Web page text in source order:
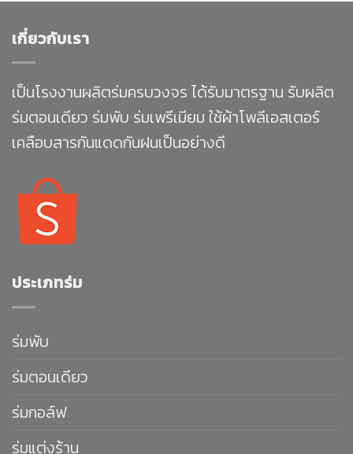
เกี่ยวกับเรา
เป็นโรงงานผลิตร่มครบวงจร ได้รับมาตรฐาน รับผลิต
ร่มตอนเดียว ร่มพับ ร่มเพรีเมียม ใช้ผ้าโพลีเอสเตอร์
เคลือบสารกันแดดกันฝนเป็นอย่างดี
ประเภทร่ม
ร่มพับ
ร่มตอนเดียว
ร่มกอล์ฟ
ร่มแต่งร้าน